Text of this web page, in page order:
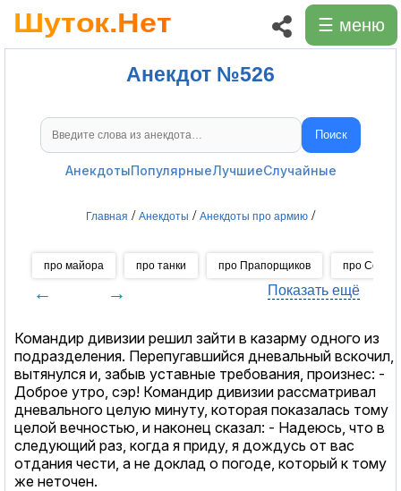
☰ меню
Анекдот №526
Поиск анекдотов Поиск
АнекдотыПопулярныеЛучшиеСлучайные
Главная / Анекдоты / Анекдоты про армию /
про майора про танки про Прапорщиков про
← → Показать ещё
Командир дивизии решил зайти в казарму одного из
подразделения. Перепугавшийся дневальный вскочил,
вытянулся и, забыв уставные требования, произнес: -
Доброе утро, сэр! Командир дивизии рассматривал
дневального целую минуту, которая показалась тому
целой вечностью, и наконец сказал: - Надеюсь, что в
следующий раз, когда я приду, я дождусь от вас
отдания чести, а не доклад о погоде, который к тому
же неточен.